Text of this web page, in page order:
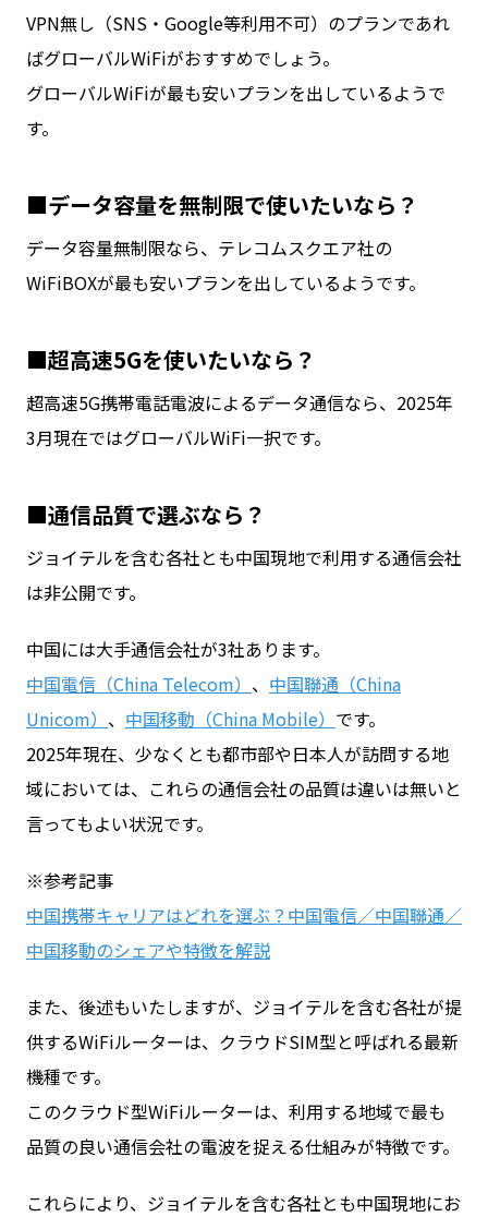
VPN無し（SNS・Google等利用不可）のプランであれ
ばグローバルWiFiがおすすめでしょう。
グローバルWiFiが最も安いプランを出しているようで
す。
■データ容量を無制限で使いたいなら？
データ容量無制限なら、テレコムスクエア社の
WiFiBOXが最も安いプランを出しているようです。
■超高速5Gを使いたいなら？
超高速5G携帯電話電波によるデータ通信なら、2025年
3月現在ではグローバルWiFi一択です。
■通信品質で選ぶなら？
ジョイテルを含む各社とも中国現地で利用する通信会社
は非公開です。
中国には大手通信会社が3社あります。
中国電信（China Telecom） 、 中国聯通（China
Unicom） 、 中国移動（China Mobile） です。
2025年現在、少なくとも都市部や日本人が訪問する地
域においては、これらの通信会社の品質は違いは無いと
言ってもよい状況です。
※参考記事
中国携帯キャリアはどれを選ぶ？中国電信／中国聯通／
中国移動のシェアや特徴を解説
また、後述もいたしますが、ジョイテルを含む各社が提
供するWiFiルーターは、クラウドSIM型と呼ばれる最新
機種です。
このクラウド型WiFiルーターは、利用する地域で最も
品質の良い通信会社の電波を捉える仕組みが特徴です。
これらにより、ジョイテルを含む各社とも中国現地にお